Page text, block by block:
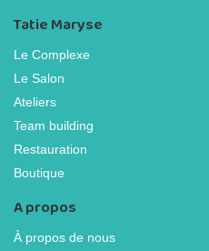
Tatie Maryse
Le Complexe
Le Salon
Ateliers
Team building
Restauration
Boutique
A propos
À propos de nous